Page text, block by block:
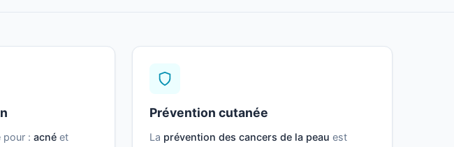
pour :acné et
Prévention cutanée
La prévention des cancers de la peau est